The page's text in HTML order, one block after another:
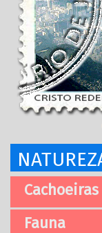
Cachoeiras
Fauna